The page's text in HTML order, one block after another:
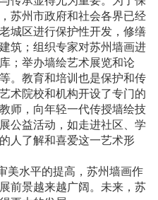
苏州市政府和社会各界已经
城区进行保护性开发，修缮
筑；组织专家对苏州墙画进
；举办墙绘艺术展览和论
。教育和培训也是保护和传
术院校和机构开设了专门的
师，向年轻一代传授墙绘技
公益活动，如走进社区、学
人了解和喜爱这一艺术形
美水平的提高，苏州墙画作
前景越来越广阔。未来，苏